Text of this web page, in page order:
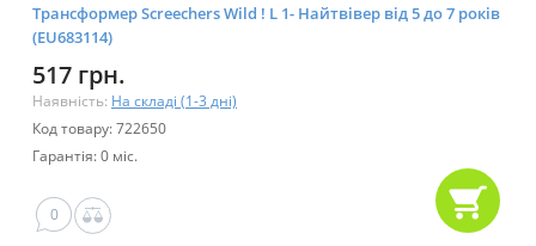
Трансформер Screechers Wild ! L 1- Найтвівер від 5 до 7 років
(EU683114)
517 грн.
Наявність: На складі (1-3 дні)
Код товару: 722650
Гарантія: 0 міс.
0